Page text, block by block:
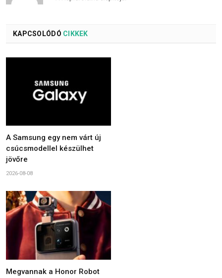
KAPCSOLÓDÓ CIKKEK
A Samsung egy nem várt új
csúcsmodellel készülhet
jövőre
2026-08-08
Megvannak a Honor Robot